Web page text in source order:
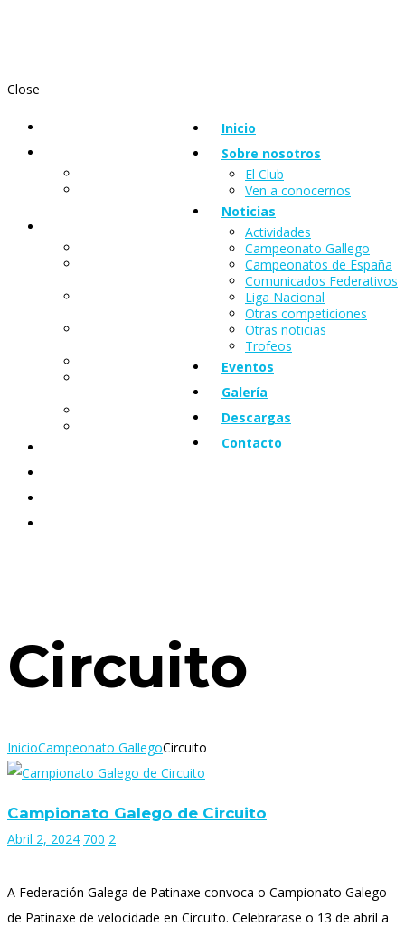
Inicio
Sobre nosotros
El Club
Ven a conocernos
Noticias
Actividades
Campeonato Gallego
Campeonatos de España
Comunicados Federativos
Liga Nacional
Otras competiciones
Otras noticias
Trofeos
Eventos
Galería
Descargas
Contacto
Close
Circuito
InicioCampeonato GallegoCircuito
Campionato Galego de Circuito
Abril 2, 2024 700 2
A Federación Galega de Patinaxe convoca o Campionato Galego
de Patinaxe de velocidade en Circuito. Celebrarase o 13 de abril a